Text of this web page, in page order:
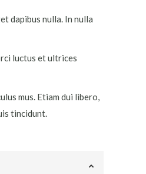
dapibus nulla. In nulla
luctus et ultrices
mus. Etiam dui libero,
tincidunt.